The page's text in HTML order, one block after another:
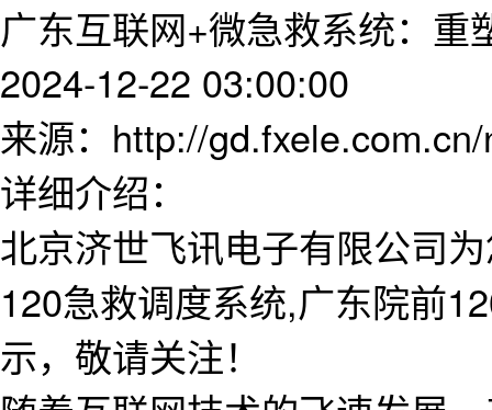
广东互联网+微急救系统：重
2024-12-22 03:00:00
来源：http://
详细介绍：
北京济世飞讯电子有限公司
120急救调度系统,广东院前
示，敬请关注！